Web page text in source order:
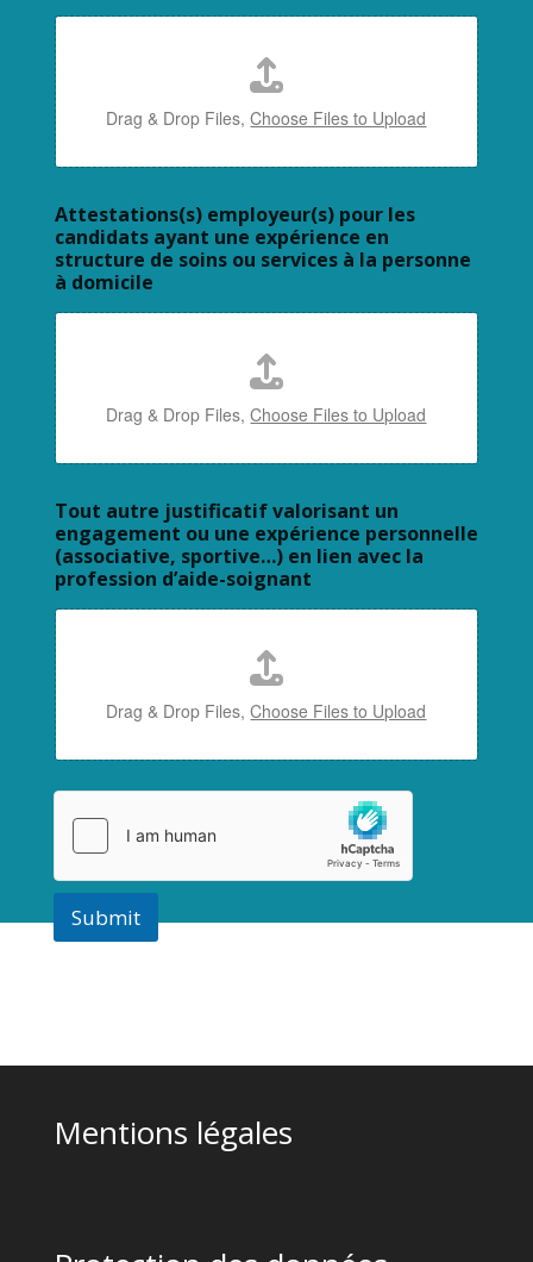
Drag & Drop Files,Choose Files to Upload
Attestations(s) employeur(s) pour les
candidats ayant une expérience en
structure de soins ou services à la personne
à domicile
Drag & Drop Files,Choose Files to Upload
Tout autre justificatif valorisant un
engagement ou une expérience personnelle
(associative, sportive…) en lien avec la
profession d’aide-soignant
Drag & Drop Files,Choose Files to Upload
Submit
Mentions légales